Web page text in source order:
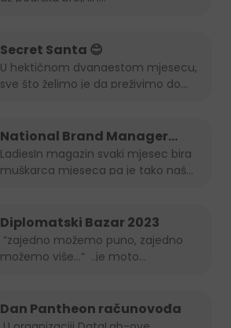
Secret Santa 😊
U hektičnom dvanaestom mjesecu,
sve što želimo je da preživimo do...
National Brand Manager
Juicy-ja je muškarac mjeseca
po izboru LadiesIn magazina!
LadiesIn magazin svaki mjesec bira
muškarca mjeseca pa je tako naš...
Diplomatski Bazar 2023
možemo više…“ ..je moto
Dan Pantheon računovođa